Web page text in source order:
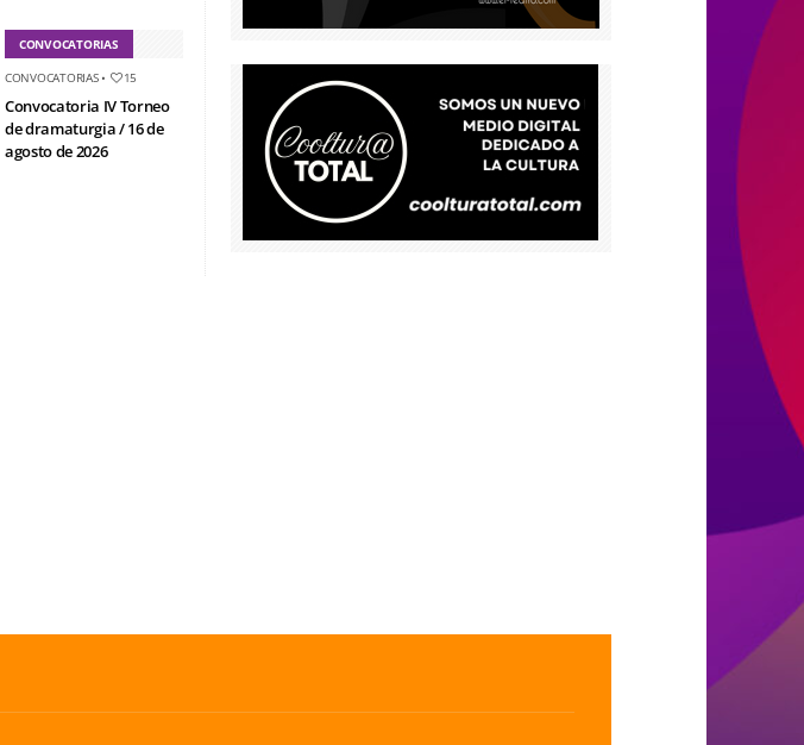
CONVOCATORIAS
CONVOCATORIAS• 15
Convocatoria IV Torneo
de dramaturgia / 16 de
agosto de 2026